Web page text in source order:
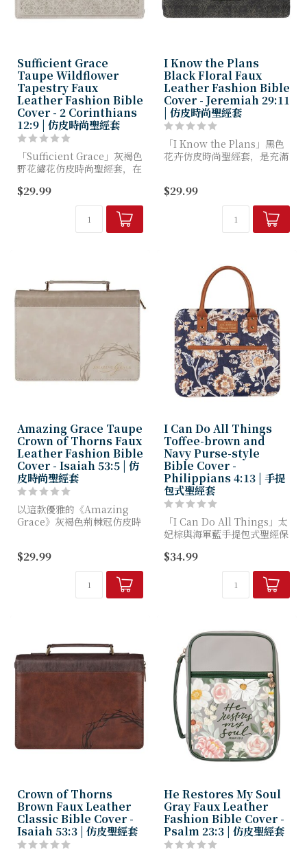
Sufficient Grace
Taupe Wildflower
Tapestry Faux
Leather Fashion Bible
Cover - 2 Corinthians
12:9 | 仿皮時尚聖經套
「Sufficient Grace」灰褐色
野花繡花仿皮時尚聖經套，在
她心靈深處。當漫長的日子、
永無止境的洗衣、深夜的憂慮
交織而來，當她...
$29.99
I Know the Plans
Black Floral Faux
Leather Fashion Bible
Cover - Jeremiah 29:11
| 仿皮時尚聖經套
「I Know the Plans」黑色
花卉仿皮時尚聖經套，是充滿
記上帝信實的引導。它承載著
令人安心的應許：...
$29.99
Amazing Grace Taupe
Crown of Thorns Faux
Leather Fashion Bible
Cover - Isaiah 53:5 | 仿
皮時尚聖經套
以這款優雅的《Amazing
Grace》灰褐色荊棘冠仿皮時
我們得醫治。
聖經套採用柔和的雙色調灰褐
$29.99
I Can Do All Things
Toffee-brown and
Navy Purse-style
Bible Cover -
Philippians 4:13 | 手提
包式聖經套
「I Can Do All Things」太
妃棕與海軍藍手提包式聖經保
包，實則專為保護您的聖經免
受日常使用磨損而設計。
$34.99
Crown of Thorns
Brown Faux Leather
Classic Bible Cover -
Isaiah 53:3 | 仿皮聖經套
He Restores My Soul
Gray Faux Leather
Fashion Bible Cover -
Psalm 23:3 | 仿皮聖經套